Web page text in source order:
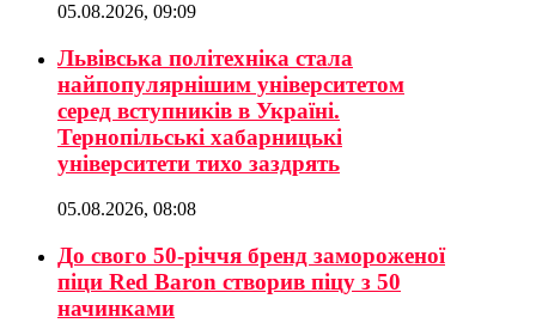
05.08.2026, 09:09
Львівська політехніка стала
найпопулярнішим університетом
серед вступників в Україні.
Тернопільські хабарницькі
університети тихо заздрять
05.08.2026, 08:08
До свого 50-річчя бренд замороженої
піци Red Baron створив піцу з 50
начинками